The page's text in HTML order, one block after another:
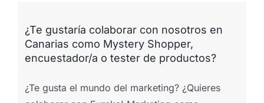
¿Te gustaría colaborar con nosotros en
Canarias como Mystery Shopper,
encuestador/a o tester de productos?
¿Te gusta el mundo del marketing? ¿Quieres